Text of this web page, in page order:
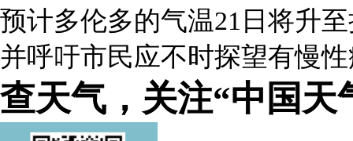
预计多伦多的气温21日将升
并呼吁市民应不时探望有慢
查天气，关注“中国天